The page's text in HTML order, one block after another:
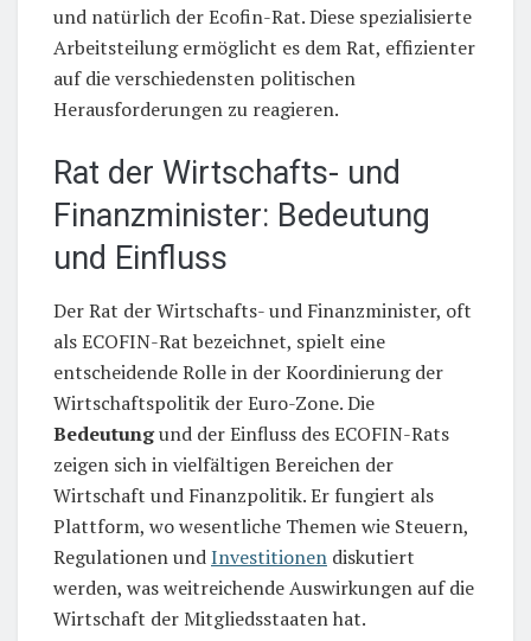
und natürlich der Ecofin-Rat. Diese spezialisierte
Arbeitsteilung ermöglicht es dem Rat, effizienter
auf die verschiedensten politischen
Herausforderungen zu reagieren.
Rat der Wirtschafts- und
Finanzminister: Bedeutung
und Einfluss
Der Rat der Wirtschafts- und Finanzminister, oft
als ECOFIN-Rat bezeichnet, spielt eine
entscheidende Rolle in der Koordinierung der
Wirtschaftspolitik der Euro-Zone. Die
Bedeutungund der Einfluss des ECOFIN-Rats
zeigen sich in vielfältigen Bereichen der
Wirtschaft und Finanzpolitik. Er fungiert als
Plattform, wo wesentliche Themen wie Steuern,
Regulationen undInvestitionen diskutiert
werden, was weitreichende Auswirkungen auf die
Wirtschaft der Mitgliedsstaaten hat.